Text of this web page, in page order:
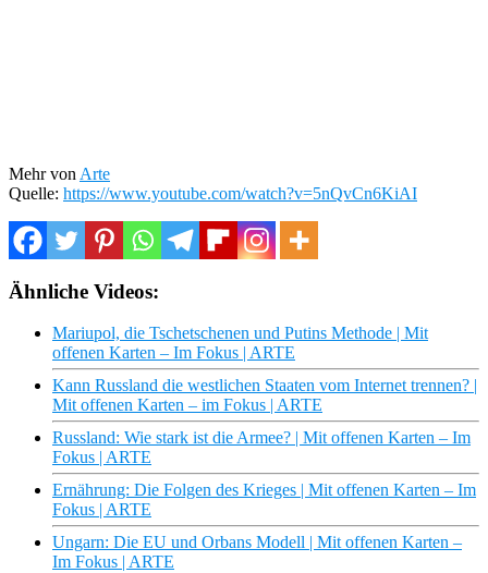
Mehr von Arte
Quelle: https://www.youtube.com/watch?v=5nQvCn6KiAI
Ähnliche Videos:
Mariupol, die Tschetschenen und Putins Methode | Mit
offenen Karten – Im Fokus | ARTE
Kann Russland die westlichen Staaten vom Internet trennen? |
Mit offenen Karten – im Fokus | ARTE
Russland: Wie stark ist die Armee? | Mit offenen Karten – Im
Fokus | ARTE
Ernährung: Die Folgen des Krieges | Mit offenen Karten – Im
Fokus | ARTE
Ungarn: Die EU und Orbans Modell | Mit offenen Karten –
Im Fokus | ARTE